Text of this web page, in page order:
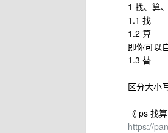
1 找、算
1.1 找
1.2 算
即你可以
1.3 替
区分大小
《 ps 找
https://